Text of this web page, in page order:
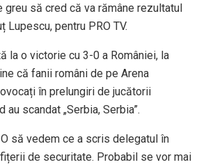
greu să cred că va rămâne rezultatul
Lupescu, pentru PRO TV.
la o victorie cu 3-0 a României, la
că fanii români de pe Arena
în prelungiri de jucătorii
au scandat „Serbia, Serbia”.
să vedem ce a scris delegatul în
de securitate. Probabil se vor mai